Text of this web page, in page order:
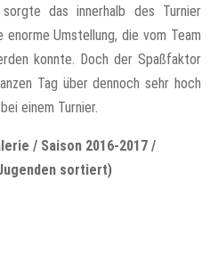
das innerhalb des Turnier
Umstellung, die vom Team
konnte. Doch der Spaßfaktor
Tag über dennoch sehr hoch
einem Turnier.
/ Saison 2016-2017 /
sortiert)